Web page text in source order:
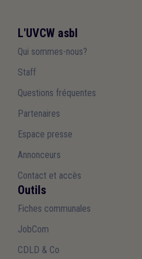
L'UVCW asbl
Qui sommes-nous?
Staff
Questions fréquentes
Partenaires
Espace presse
Annonceurs
Contact et accès
Outils
Fiches communales
JobCom
CDLD & Co